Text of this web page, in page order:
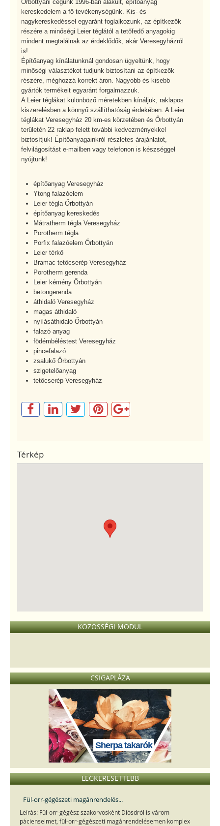
Őrbottyáni cégünk 1996-ban alakult, építőanyag
kereskedelem a fő tevékenységünk. Kis- és
nagykereskedéssel egyaránt foglalkozunk, az építkezők
részére a minőségi Leier téglától a tetőfedő anyagokig
mindent megtalálnak az érdeklődők, akár Veresegyházról
is!
Építőanyag kínálatunknál gondosan ügyeltünk, hogy
minőségi választékot tudjunk biztosítani az építkezők
részére, méghozzá korrekt áron. Nagyobb és kisebb
gyártók termékeit egyaránt forgalmazzuk.
A Leier téglákat különböző méretekben kínáljuk, raklapos
kiszerelésben a könnyű szállíthatóság érdekében. A Leier
téglákat Veresegyház 20 km-es körzetében és Őrbottyán
területén 22 raklap felett további kedvezményekkel
biztosítjuk! Építőanyagainkról részletes árajánlatot,
felvilágosítást e-mailben vagy telefonon is készséggel
nyújtunk!
építőanyag Veresegyház
Ytong falazóelem
Leier tégla Őrbottyán
építőanyag kereskedés
Mátratherm tégla Veresegyház
Porotherm tégla
Porfix falazóelem Őrbottyán
Leier térkő
Bramac tetőcserép Veresegyház
Porotherm gerenda
Leier kémény Őrbottyán
betongerenda
áthidaló Veresegyház
magas áthidaló
nyílásáthidaló Őrbottyán
falazó anyag
födémbéléstest Veresegyház
pincefalazó
zsalukő Őrbottyán
szigetelőanyag
tetőcserép Veresegyház
Térkép
KÖZÖSSÉGI MODUL
CSIGAPLÁZA
Sherpa takarók
LEGKERESETTEBB
Fül-orr-gégészeti magánrendelés...
Leírás: Fül-orr-gégész szakorvosként Diósdról is várom
pácienseimet, fül-orr-gégészeti magánrendelésemen komplex